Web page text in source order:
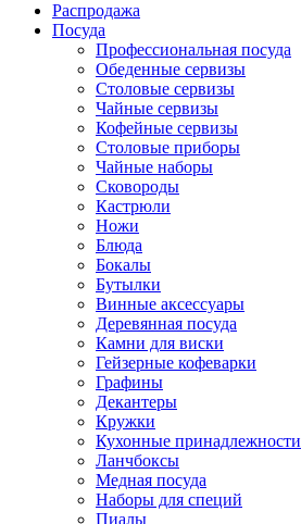
Распродажа
Посуда
Профессиональная посуда
Обеденные сервизы
Столовые сервизы
Чайные сервизы
Кофейные сервизы
Столовые приборы
Чайные наборы
Сковороды
Кастрюли
Ножи
Блюда
Бокалы
Бутылки
Винные аксессуары
Деревянная посуда
Камни для виски
Гейзерные кофеварки
Графины
Декантеры
Кружки
Кухонные принадлежности
Ланчбоксы
Медная посуда
Наборы для специй
Пиалы